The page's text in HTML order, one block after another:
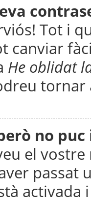
Tot i
canviar
He oblidat
tornar
no
el vostre
passat